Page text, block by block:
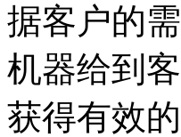
据客户的
机器给到
获得有效